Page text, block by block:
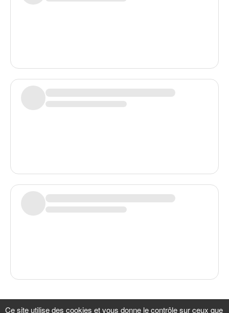
Ce site utilise des cookies et vous donne le contrôle sur ceux que
Plus de backers à afficher